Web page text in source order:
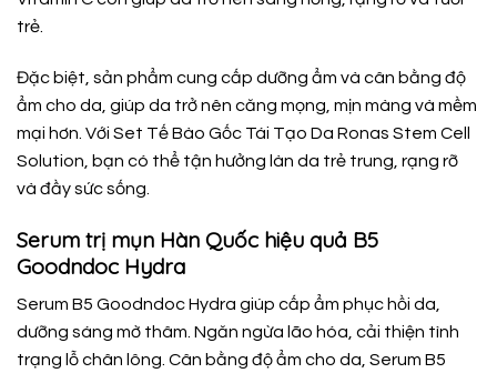
trẻ.
Đặc biệt, sản phẩm cung cấp dưỡng ẩm và cân bằng độ
ẩm cho da, giúp da trở nên căng mọng, mịn màng và mềm
mại hơn. Với Set Tế Bào Gốc Tái Tạo Da Ronas Stem Cell
Solution, bạn có thể tận hưởng làn da trẻ trung, rạng rỡ
và đầy sức sống.
Serum trị mụn Hàn Quốc hiệu quả B5
Goodndoc Hydra
Serum B5 GoodndocHydra giúp cấp ẩm phục hồi da,
dưỡng sáng mờ thâm. Ngăn ngừa lão hóa, cải thiện tình
trạng lỗ chân lông. Cân bằng độ ẩm cho da, Serum B5